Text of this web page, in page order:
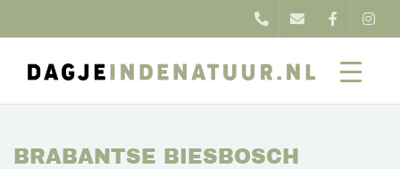
BRABANTSE BIESBOSCH